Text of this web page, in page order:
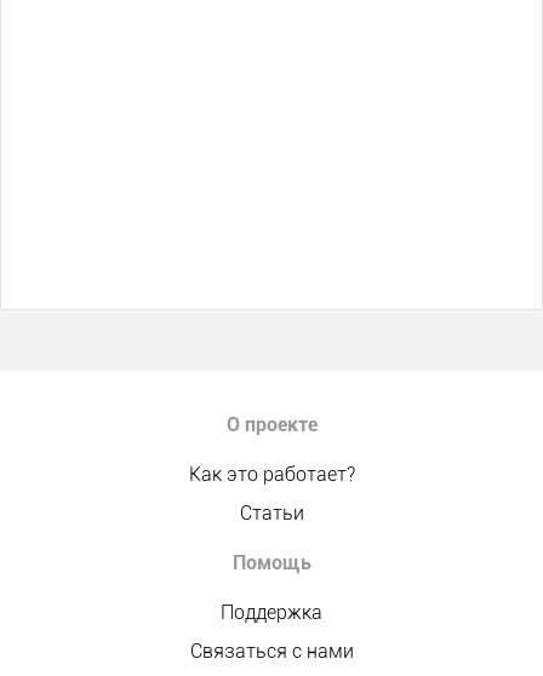
О проекте
Как это работает?
Статьи
Помощь
Поддержка
Связаться с нами